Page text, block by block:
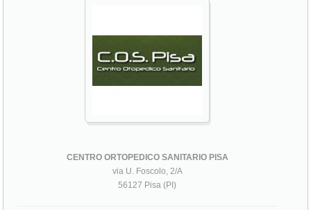
CENTRO ORTOPEDICO SANITARIO PISA
via U. Foscolo, 2/A
56127 Pisa (PI)